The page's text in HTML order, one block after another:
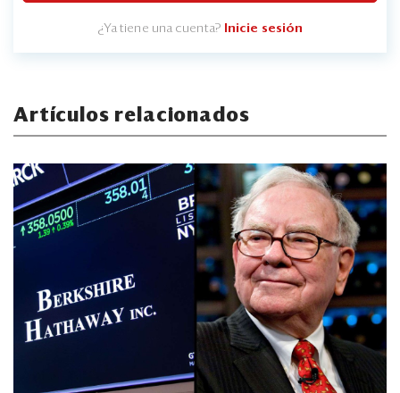
¿Ya tiene una cuenta? Inicie sesión
Artículos relacionados